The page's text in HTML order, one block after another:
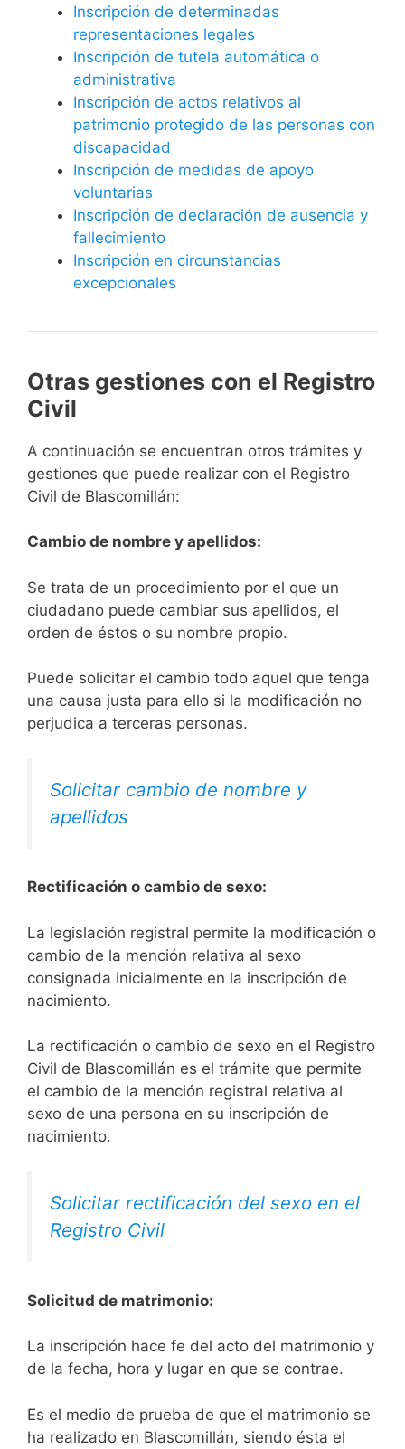
Inscripción de determinadas
representaciones legales
Inscripción de tutela automática o
administrativa
Inscripción de actos relativos al
patrimonio protegido de las personas con
discapacidad
Inscripción de medidas de apoyo
voluntarias
Inscripción de declaración de ausencia y
fallecimiento
Inscripción en circunstancias
excepcionales
Otras gestiones con el Registro
Civil
A continuación se encuentran otros trámites y
gestiones que puede realizar con el Registro
Civil de Blascomillán:
Cambio de nombre y apellidos:
Se trata de un procedimiento por el que un
ciudadano puede cambiar sus apellidos, el
orden de éstos o su nombre propio.
Puede solicitar el cambio todo aquel que tenga
una causa justa para ello si la modificación no
perjudica a terceras personas.
Solicitar cambio de nombre y
apellidos
Rectificación o cambio de sexo:
La legislación registral permite la modificación o
cambio de la mención relativa al sexo
consignada inicialmente en la inscripción de
nacimiento.
La rectificación o cambio de sexo en el Registro
Civil de Blascomillán es el trámite que permite
el cambio de la mención registral relativa al
sexo de una persona en su inscripción de
nacimiento.
Solicitar rectificación del sexo en el
Registro Civil
Solicitud de matrimonio:
La inscripción hace fe del acto del matrimonio y
de la fecha, hora y lugar en que se contrae.
Es el medio de prueba de que el matrimonio se
ha realizado en Blascomillán, siendo ésta el